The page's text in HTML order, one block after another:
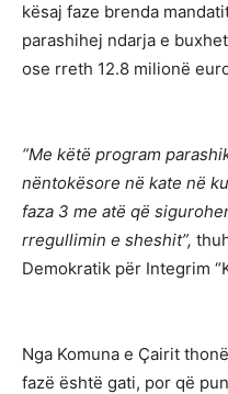
kësaj faze brenda
parashihej ndarja e
ose rreth 12.8 milionë
“Me këtë program
nëntokësore në kate në
faza 3 me atë që
rregullimin e sheshit”,
Demokratik për Integrim
Nga Komuna e Çairit
fazë është gati, por që